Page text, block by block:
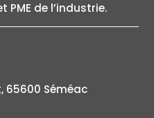
PME de l’industrie.
65600 Séméac